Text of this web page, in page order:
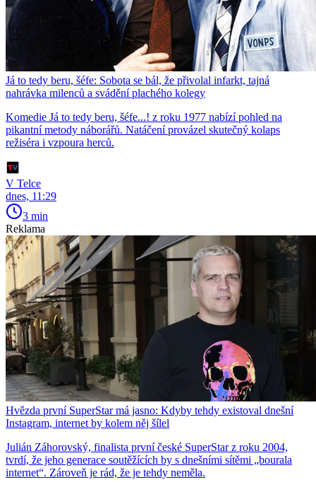
Já to tedy beru, šéfe: Sobota se bál, že přivolal infarkt, tajná
nahrávka milenců a svádění plachého kolegy
Komedie Já to tedy beru, šéfe...! z roku 1977 nabízí pohled na
pikantní metody náborářů. Natáčení provázel skutečný kolaps
režiséra i vzpoura herců.
V Telce
dnes, 11:29
3 min
Reklama
Hvězda první SuperStar má jasno: Kdyby tehdy existoval dnešní
Instagram, internet by kolem něj šílel
Julián Záhorovský, finalista první české SuperStar z roku 2004,
tvrdí, že jeho generace soutěžících by s dnešními sítěmi „bourala
internet“. Zároveň je rád, že je tehdy neměla.